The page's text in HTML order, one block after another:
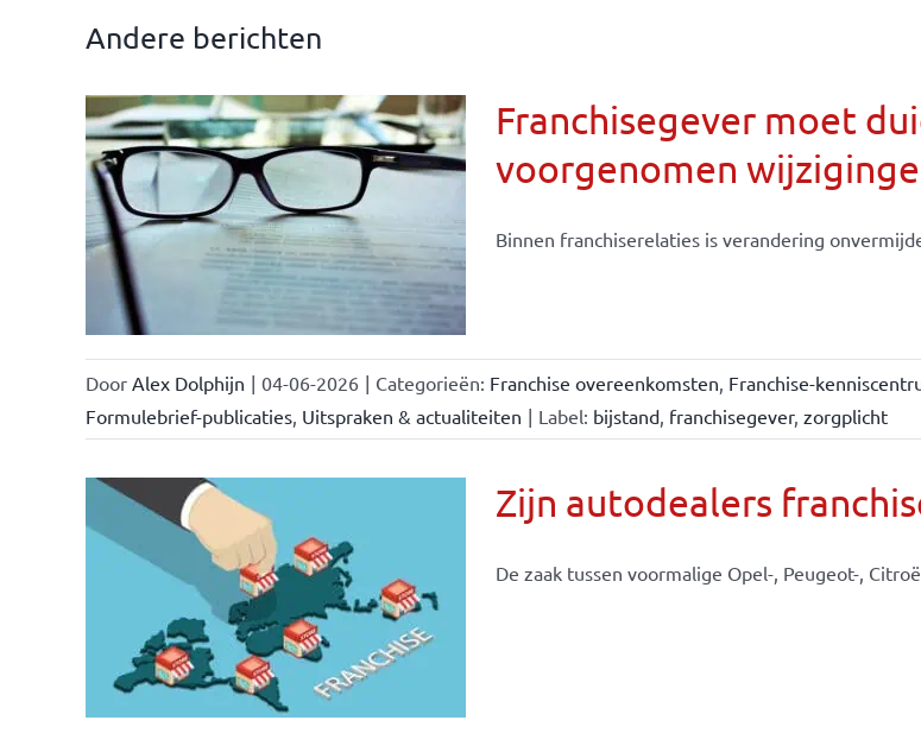
Andere berichten
Franchisegever moet
voorgenomen
Binnen franchiserelaties is verandering
Door Alex Dolphijn | 04-06-2026 | Categorieën: Franchise overeenkomsten, Franchise-
Formulebrief-publicaties, Uitspraken & actualiteiten | Label: bijstand, franchisegever, zorgplicht
Zijn autodealers
De zaak tussen voormalige Opel-, Peugeot-,